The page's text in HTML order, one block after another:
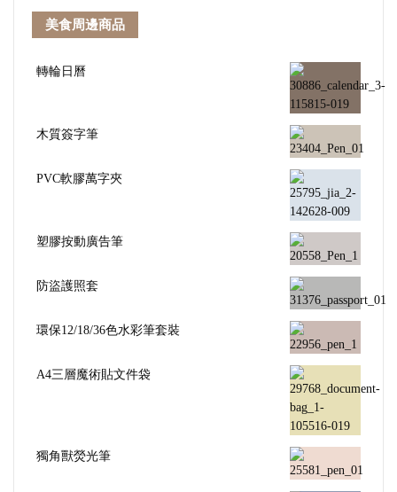
美食周邊商品
轉輪日曆
木質簽字筆
PVC軟膠萬字夾
塑膠按動廣告筆
防盜護照套
環保12/18/36色水彩筆套裝
A4三層魔術貼文件袋
獨角獸熒光筆